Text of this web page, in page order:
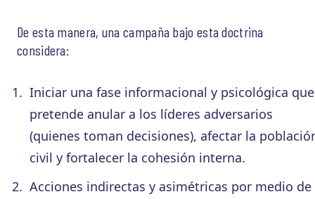
De esta manera, una campaña bajo esta doctrina
considera:
Iniciar una fase informacional y psicológica que
pretende anular a los líderes adversarios
(quienes toman decisiones), afectar la
civil y fortalecer la cohesión interna.
Acciones indirectas y asimétricas por medio de